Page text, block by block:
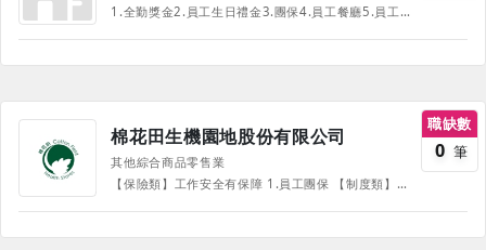
1.全勤獎金2.員工生日禮金3.團保4.員工餐廳5.員工制服6.結婚補助7.生育補助
棉花田生機園地股份有限公司
其他綜合商品零售業
【保險類】工作安全有保障 1.員工團保 【制度類】全面照顧一把罩 1.每年免費員工健康檢查，關心您的健康。 2.完整的教育訓練制度，與我們一同成長。 3.暢通的升遷管道，每年評估優秀員工薪資。 【食衣住行類】設想週到好貼心 1.提供員工有機棉制服。 2.提供伙食津貼。 3.簽約合作托育中心，讓您無後顧之憂。 【職福會】陪你度過重要的日子 1.生育/婚喪/生日/三節禮金等補助 2.每年員工國內旅遊補助 3.社團活動/瑜珈課程 4.春酒慶功宴 【還有還有...】加值福利不錯過 1.每月員購優惠，照顧您與家人的健康。 2.員工用餐優惠。 3.不定期新品搶先試吃/試用。 4.(總公司)員工休憩室，免費提供咖啡、健康小點，補充體力好享受。 《部份福利、待遇因職務、職等、職種有所不同，並隨公司營運方針有所調整，詳情請於面試時詢問，並以面試為主》
職缺數
0 筆